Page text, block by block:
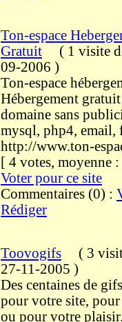
Ton-espace
Gratuit ( 1 visite
09-2006 )
Ton-espace
Hébergement
domaine sans
mysql, php4, email,
http://www.ton-
[ 4 votes,
Voter pour ce site
Commentaires (0) :
Rédiger
Toovogifs ( 3
27-11-2005 )
Des centaines de
pour votre site,
ou pour votre